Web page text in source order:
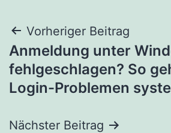
Vorheriger Beitrag
Anmeldung unter
fehlgeschlagen? So
Login-Problemen
Nächster Beitrag